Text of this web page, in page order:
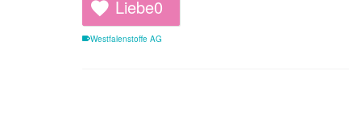
Liebe0
Westfalenstoffe AG